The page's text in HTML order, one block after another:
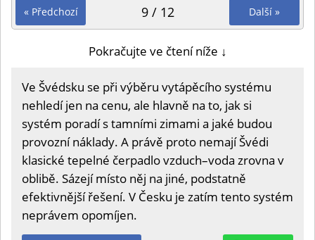
« Předchozí Další »
9 / 12
Pokračujte ve čtení níže ↓
Ve Švédsku se při výběru vytápěcího systému
nehledí jen na cenu, ale hlavně na to, jak si
systém poradí s tamními zimami a jaké budou
provozní náklady. A právě proto nemají Švédi
klasické tepelné čerpadlo vzduch–voda zrovna v
oblibě. Sázejí místo něj na jiné, podstatně
efektivnější řešení. V Česku je zatím tento systém
neprávem opomíjen.